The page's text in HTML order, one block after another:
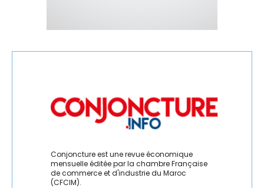
Conjoncture est une revue économique
mensuelle éditée par la chambre Française
de commerce et d'industrie du Maroc
(CFCIM).